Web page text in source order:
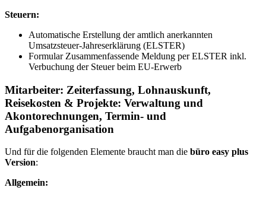
Steuern:
Automatische Erstellung der amtlich anerkannten
Umsatzsteuer-Jahreserklärung (ELSTER)
Formular Zusammenfassende Meldung per ELSTER inkl.
Verbuchung der Steuer beim EU-Erwerb
Mitarbeiter: Zeiterfassung, Lohnauskunft,
Reisekosten & Projekte: Verwaltung und
Akontorechnungen, Termin- und
Aufgabenorganisation
Und für die folgenden Elemente braucht man die büro easy plus
Version:
Allgemein: